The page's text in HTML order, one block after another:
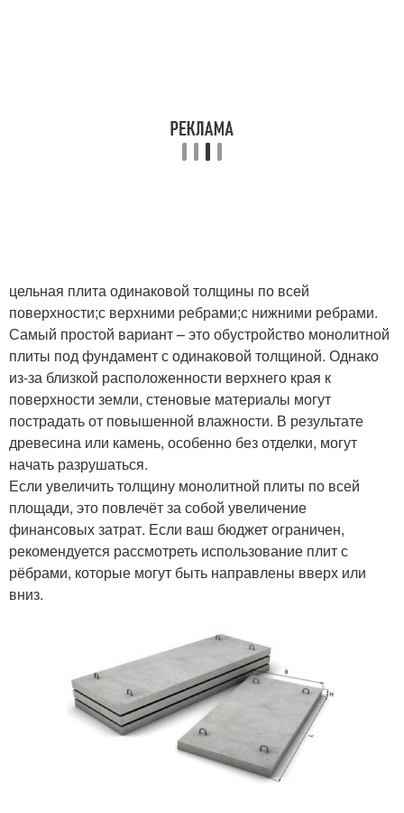
цельная плита одинаковой толщины по всей
поверхности;с верхними ребрами;с нижними ребрами.
Самый простой вариант – это обустройство монолитной
плиты под фундамент с одинаковой толщиной. Однако
из-за близкой расположенности верхнего края к
поверхности земли, стеновые материалы могут
пострадать от повышенной влажности. В результате
древесина или камень, особенно без отделки, могут
начать разрушаться.
Если увеличить толщину монолитной плиты по всей
площади, это повлечёт за собой увеличение
финансовых затрат. Если ваш бюджет ограничен,
рекомендуется рассмотреть использование плит с
рёбрами, которые могут быть направлены вверх или
вниз.